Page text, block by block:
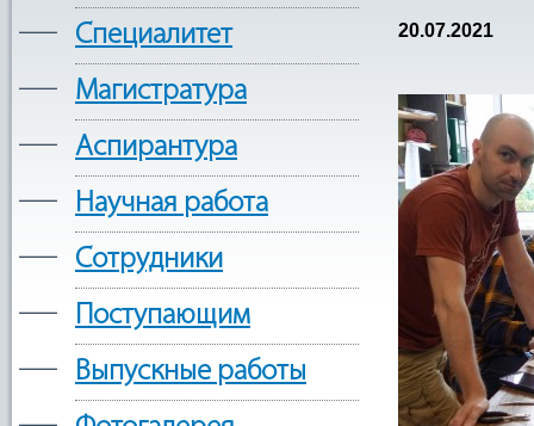
— Cпециалитет
— Магистратура
— Аспирантура
— Научная работа
— Сотрудники
— Поступающим
— Выпускные работы
20.07.2021